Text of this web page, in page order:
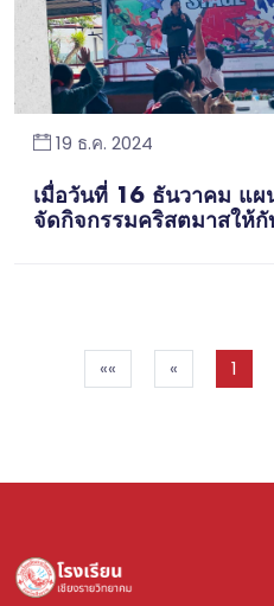
19 ธ.ค. 2024
เมื่อวันที่ 16 ธันวาคม แ
จัดกิจกรรมคริสตมาสให้
«« « 1